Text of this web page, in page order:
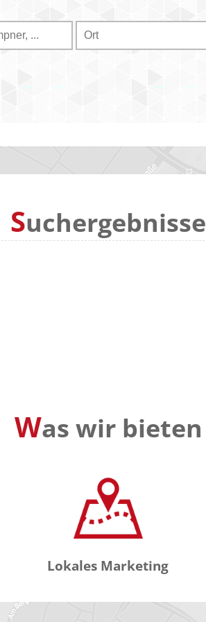
Suchergebnisse
Was wir bieten
Lokales Marketing